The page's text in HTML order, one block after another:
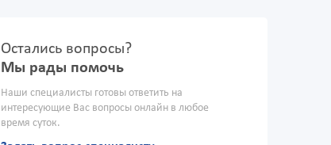
Остались вопросы?
Мы рады помочь
Наши специалисты готовы ответить на
интересующие Вас вопросы онлайн в любое
время суток.